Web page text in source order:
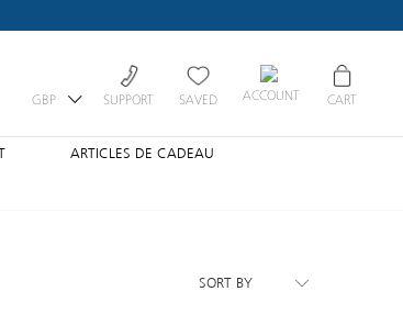
GBP SUPPORT SAVED ACCOUNT CART
ARTICLES DE CADEAU